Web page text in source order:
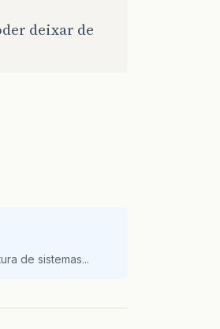
deixar de
de sistemas...